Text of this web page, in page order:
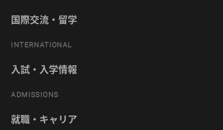
国際交流・留学
INTERNATIONAL
入試・入学情報
ADMISSIONS
就職・キャリア